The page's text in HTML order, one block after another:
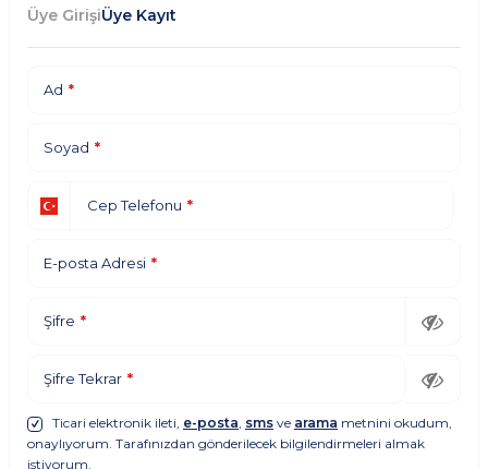
Üye GirişiÜye Kayıt
Ad *
Soyad *
Cep Telefonu *
E-posta Adresi *
Şifre *
Şifre Tekrar *
Ticari elektronik ileti, e-posta, sms ve arama metnini okudum,
onaylıyorum. Tarafınızdan gönderilecek bilgilendirmeleri almak
istiyorum.